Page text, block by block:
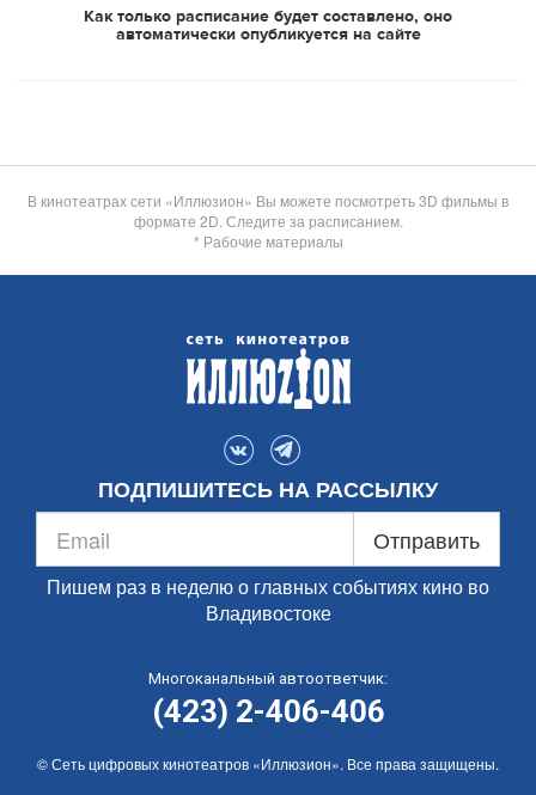
Как только расписание будет составлено, оно
автоматически опубликуется на сайте
В кинотеатрах сети «Иллюзион» Вы можете посмотреть 3D фильмы в
формате 2D. Следите за расписанием.
* Рабочие материалы
ПОДПИШИТЕСЬ НА РАССЫЛКУ
Отправить
Пишем раз в неделю о главных событиях кино во
Владивостоке
Многоканальный автоответчик:
(423) 2-406-406
© Сеть цифровых кинотеатров «Иллюзион». Все права защищены.